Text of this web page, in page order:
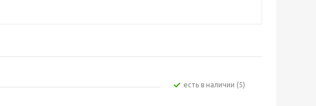
Есть в наличии (5)